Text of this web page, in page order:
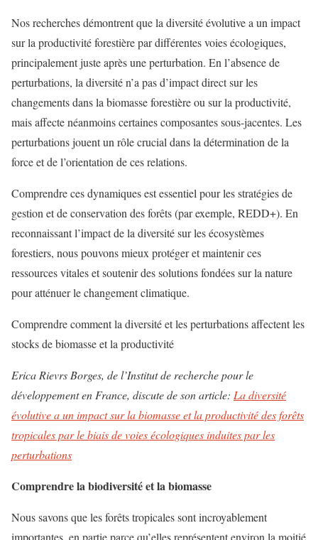
Nos recherches démontrent que la diversité évolutive a un impact
sur la productivité forestière par différentes voies écologiques,
principalement juste après une perturbation. En l’absence de
perturbations, la diversité n’a pas d’impact direct sur les
changements dans la biomasse forestière ou sur la productivité,
mais affecte néanmoins certaines composantes sous-jacentes. Les
perturbations jouent un rôle crucial dans la détermination de la
force et de l’orientation de ces relations.
Comprendre ces dynamiques est essentiel pour les stratégies de
gestion et de conservation des forêts (par exemple, REDD+). En
reconnaissant l’impact de la diversité sur les écosystèmes
forestiers, nous pouvons mieux protéger et maintenir ces
ressources vitales et soutenir des solutions fondées sur la nature
pour atténuer le changement climatique.
Comprendre comment la diversité et les perturbations affectent les
stocks de biomasse et la productivité
Erica Rievrs Borges, de l’Institut de recherche pour le
développement en France, discute de son article: La diversité
évolutive a un impact sur la biomasse et la productivité des forêts
tropicales par le biais de voies écologiques induites par les
perturbations
Comprendre la biodiversité et la biomasse
Nous savons que les forêts tropicales sont incroyablement
importantes, en partie parce qu’elles représentent environ la moitié